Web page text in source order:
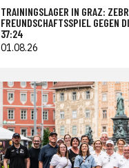
TRAININGSLAGER IN GRAZ:
FREUNDSCHAFTSSPIEL GEGEN
37:24
01.08.26